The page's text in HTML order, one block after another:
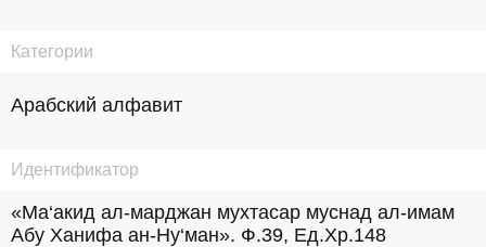
Категории
Арабский алфавит
Идентификатор
«Ма‘акид ал-марджан мухтасар муснад ал-имам
Абу Ханифа ан-Ну‘ман». Ф.39, Ед.Хр.148